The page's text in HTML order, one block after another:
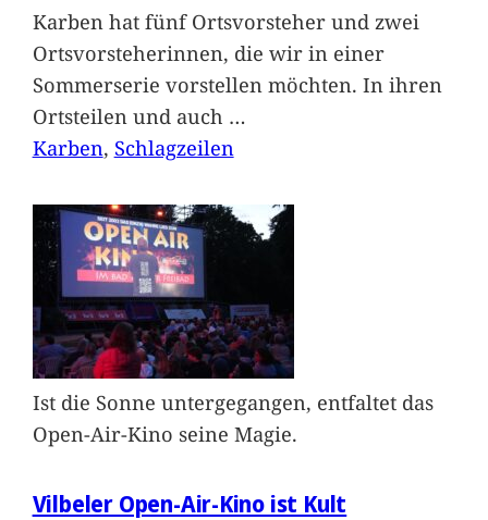
Karben hat fünf Ortsvorsteher und zwei
Ortsvorsteherinnen, die wir in einer
Sommerserie vorstellen möchten. In ihren
Ortsteilen und auch …
Karben, Schlagzeilen
Ist die Sonne untergegangen, entfaltet das
Open-Air-Kino seine Magie.
Vilbeler Open-Air-Kino ist Kult